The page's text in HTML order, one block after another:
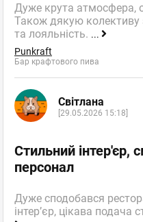
Дуже крута атмосфера,
Також дякую колективу
та лояльність. ...
Punkraft
Бар крафтового пива
Світлана
[29.05.2026 15:18]
Стильний інтер'єр,
персонал
Дуже сподобався
інтер’єр, цікава